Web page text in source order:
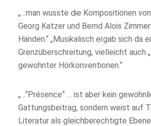
„…man wusste die Kompositionen
Georg Katzer und Bernd Alois
Händen.“ „Musikalisch ergab sich da
Grenzüberschreitung, vielleicht auch
gewohnter Hörkonventionen.“
„…“Présence“ … ist aber kein
Gattungsbeitrag, sondern weist auf
Literatur als gleichberechtigte